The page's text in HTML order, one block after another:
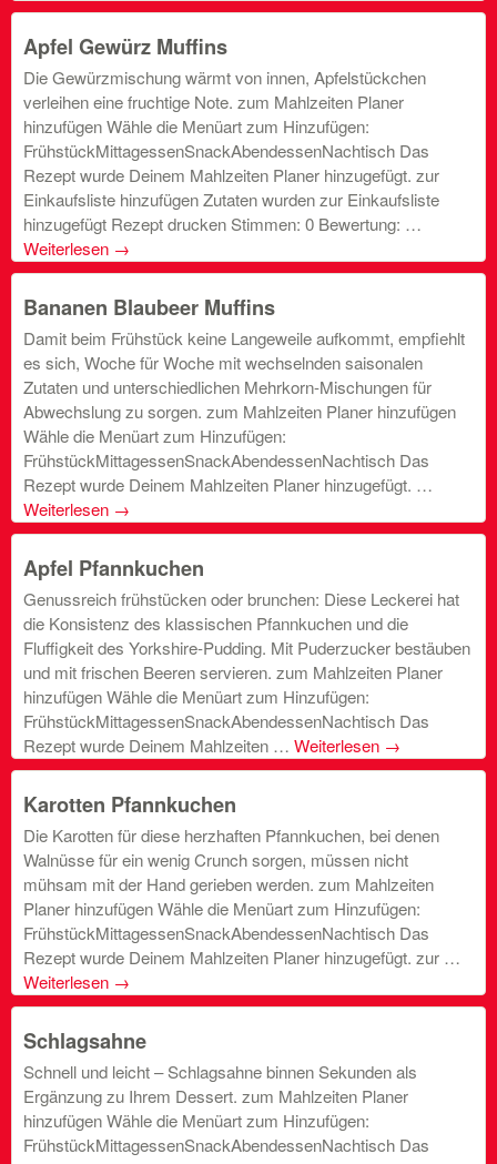
Apfel Gewürz Muffins
Die Gewürzmischung wärmt von innen, Apfelstückchen
verleihen eine fruchtige Note. zum Mahlzeiten Planer
hinzufügen Wähle die Menüart zum Hinzufügen:
FrühstückMittagessenSnackAbendessenNachtisch Das
Rezept wurde Deinem Mahlzeiten Planer hinzugefügt. zur
Einkaufsliste hinzufügen Zutaten wurden zur Einkaufsliste
hinzugefügt Rezept drucken Stimmen: 0 Bewertung: …
Weiterlesen →
Bananen Blaubeer Muffins
Damit beim Frühstück keine Langeweile aufkommt, empfiehlt
es sich, Woche für Woche mit wechselnden saisonalen
Zutaten und unterschiedlichen Mehrkorn-Mischungen für
Abwechslung zu sorgen. zum Mahlzeiten Planer hinzufügen
Wähle die Menüart zum Hinzufügen:
FrühstückMittagessenSnackAbendessenNachtisch Das
Rezept wurde Deinem Mahlzeiten Planer hinzugefügt. …
Weiterlesen →
Apfel Pfannkuchen
Genussreich frühstücken oder brunchen: Diese Leckerei hat
die Konsistenz des klassischen Pfannkuchen und die
Fluffigkeit des Yorkshire-Pudding. Mit Puderzucker bestäuben
und mit frischen Beeren servieren. zum Mahlzeiten Planer
hinzufügen Wähle die Menüart zum Hinzufügen:
FrühstückMittagessenSnackAbendessenNachtisch Das
Rezept wurde Deinem Mahlzeiten … Weiterlesen →
Karotten Pfannkuchen
Die Karotten für diese herzhaften Pfannkuchen, bei denen
Walnüsse für ein wenig Crunch sorgen, müssen nicht
mühsam mit der Hand gerieben werden. zum Mahlzeiten
Planer hinzufügen Wähle die Menüart zum Hinzufügen:
FrühstückMittagessenSnackAbendessenNachtisch Das
Rezept wurde Deinem Mahlzeiten Planer hinzugefügt. zur …
Weiterlesen →
Schlagsahne
Schnell und leicht – Schlagsahne binnen Sekunden als
Ergänzung zu Ihrem Dessert. zum Mahlzeiten Planer
hinzufügen Wähle die Menüart zum Hinzufügen:
FrühstückMittagessenSnackAbendessenNachtisch Das